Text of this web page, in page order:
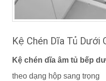
Kệ Chén Dĩa Tủ Dưới
Kệ chén dĩa âm tủ bếp
theo dạng hộp sang trọng